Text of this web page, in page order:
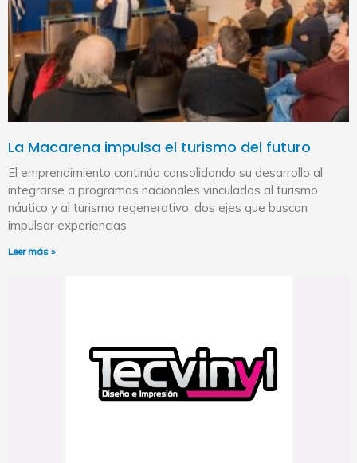
La Macarena impulsa el turismo del futuro
El emprendimiento continúa consolidando su desarrollo al
integrarse a programas nacionales vinculados al turismo
náutico y al turismo regenerativo, dos ejes que buscan
impulsar experiencias
Leer más »